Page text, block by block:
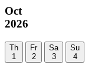
Oct
2026
Th
1
Fr
2
Sa
3
Su
4